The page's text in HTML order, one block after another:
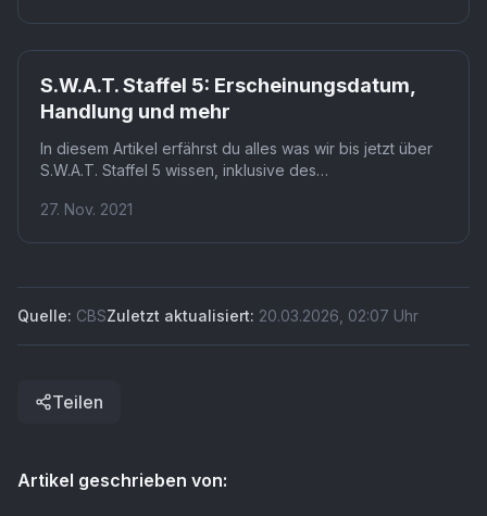
S.W.A.T. Staffel 5: Erscheinungsdatum,
Handlung und mehr
In diesem Artikel erfährst du alles was wir bis jetzt über
S.W.A.T. Staffel 5 wissen, inklusive des
27. Nov. 2021
Quelle: CBSZuletzt aktualisiert: 20.03.2026 02:07 Uhr
Teilen
Artikel geschrieben von: